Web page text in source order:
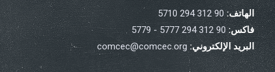
الهاتف:90 312 294 5710
فاكس:90 312 294 5777 - 5779
البريد الإلكتروني: comcec@comcec.org